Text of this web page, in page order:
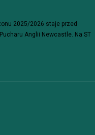
2025/2026 staje przed
Anglii Newcastle. Na ST